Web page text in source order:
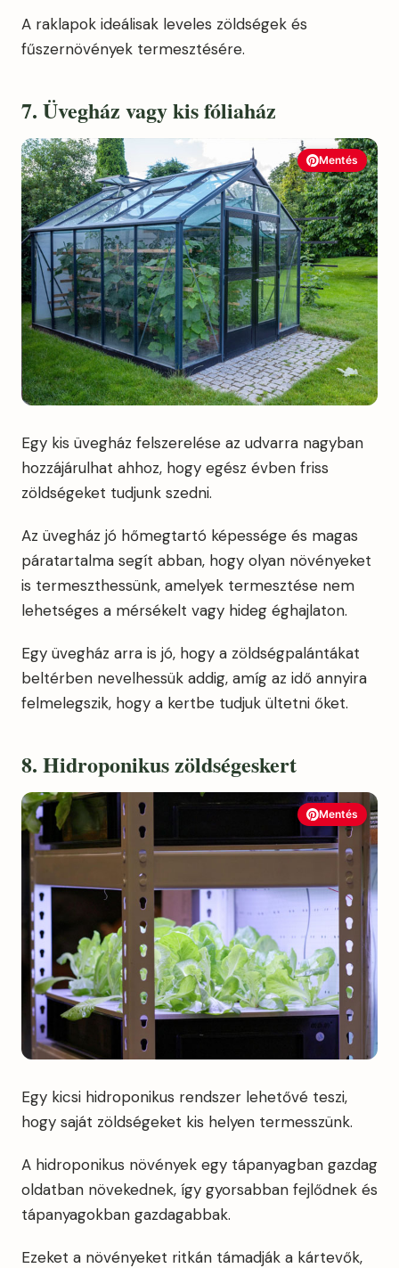
A raklapok ideálisak leveles zöldségek és
fűszernövények termesztésére.
7. Üvegház vagy kis fóliaház
Mentés
Egy kis üvegház felszerelése az udvarra nagyban
hozzájárulhat ahhoz, hogy egész évben friss
zöldségeket tudjunk szedni.
Az üvegház jó hőmegtartó képessége és magas
páratartalma segít abban, hogy olyan növényeket
is termeszthessünk, amelyek termesztése nem
lehetséges a mérsékelt vagy hideg éghajlaton.
Egy üvegház arra is jó, hogy a zöldségpalántákat
beltérben nevelhessük addig, amíg az idő annyira
felmelegszik, hogy a kertbe tudjuk ültetni őket.
8. Hidroponikus zöldségeskert
Mentés
Egy kicsi hidroponikus rendszer lehetővé teszi,
hogy saját zöldségeket kis helyen termesszünk.
A hidroponikus növények egy tápanyagban gazdag
oldatban növekednek, így gyorsabban fejlődnek és
tápanyagokban gazdagabbak.
Ezeket a növényeket ritkán támadják a kártevők,